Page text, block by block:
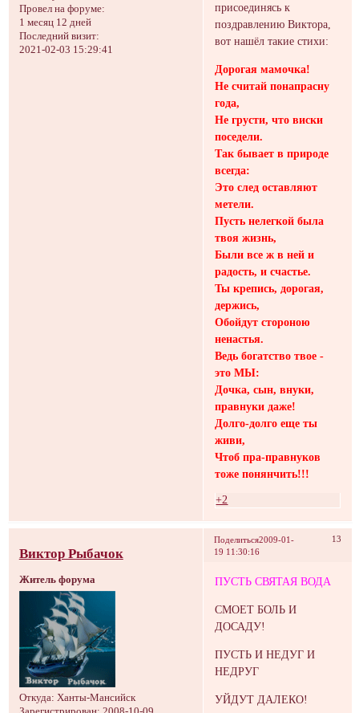
Провел на форуме:
1 месяц 12 дней
Последний визит:
2021-02-03 15:29:41
присоединясь к
поздравлению Виктора,
вот нашёл такие стихи:
Дорогая мамочка!
Не считай понапрасну
года,
Не грусти, что виски
поседели.
Так бывает в природе
всегда:
Это след оставляют
метели.
Пусть нелегкой была
твоя жизнь,
Были все ж в ней и
радость, и счастье.
Ты крепись, дорогая,
держись,
Обойдут стороною
ненастья.
Ведь богатство твое -
это МЫ:
Дочка, сын, внуки,
правнуки даже!
Долго-долго еще ты
живи,
Чтоб пра-правнуков
тоже понянчить!!!
+2
Поделиться 13
2009-01-
19 11:30:16
Виктор Рыбачок
Житель форума
Откуда: Ханты-Мансийск
ПУСТЬ СВЯТАЯ ВОДА
СМОЕТ БОЛЬ И
ДОСАДУ!
ПУСТЬ И НЕДУГ И
НЕДРУГ
УЙДУТ ДАЛЕКО!